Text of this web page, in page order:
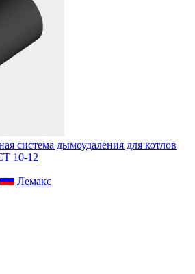
система дымоудаления для котлов
10-12
Лемакс